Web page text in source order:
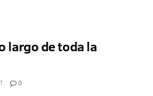
largo de toda la
0